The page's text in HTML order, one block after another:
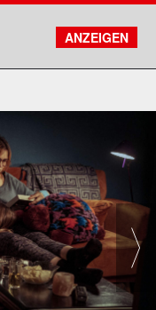
FILMSUCHE
KONTO
ANZEIGEN